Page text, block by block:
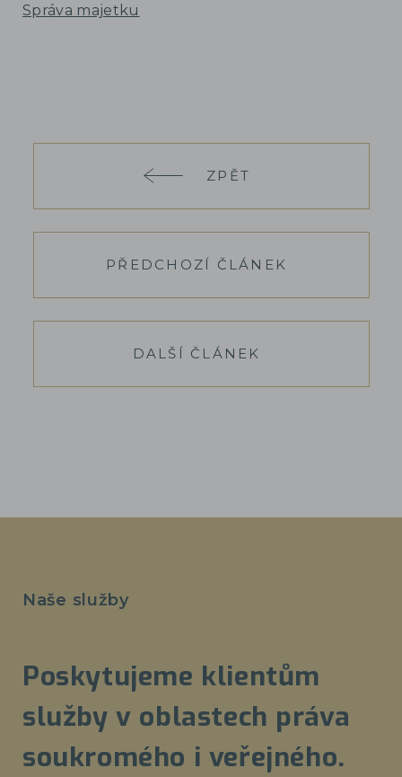
Správa majetku
ZPĚT
PŘEDCHOZÍ ČLÁNEK
DALŠÍ ČLÁNEK
Naše služby
Poskytujeme klientům
služby v oblastech práva
soukromého i veřejného.